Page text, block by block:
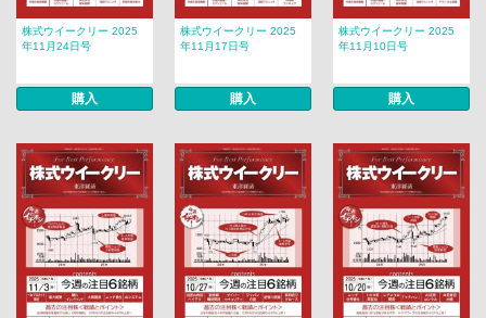
株式ウイークリー 2025
年11月24日号
購入
株式ウイークリー 2025
年11月17日号
購入
株式ウイークリー 2025
年11月10日号
購入